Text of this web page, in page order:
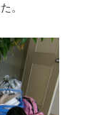
。